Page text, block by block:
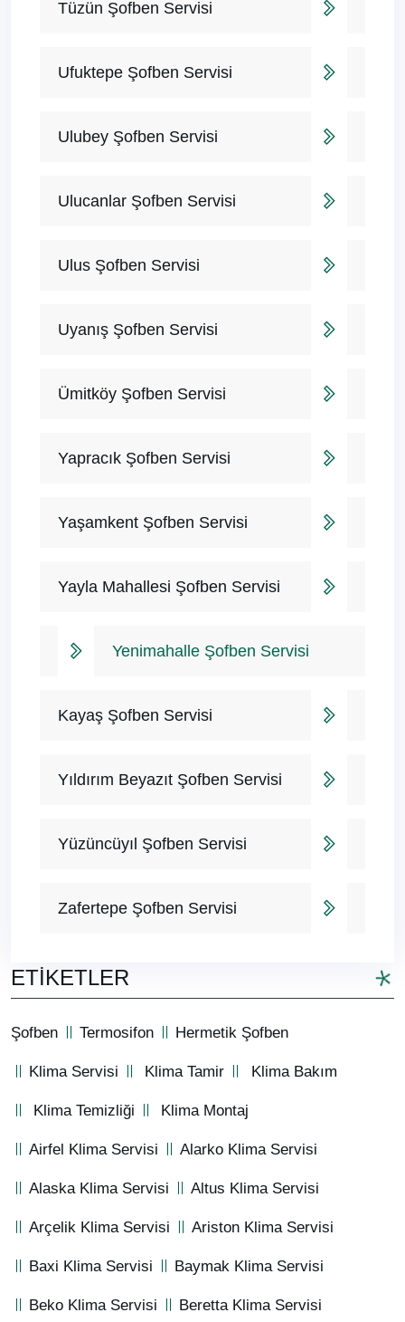
Tüzün Şofben Servisi
Ufuktepe Şofben Servisi
Ulubey Şofben Servisi
Ulucanlar Şofben Servisi
Ulus Şofben Servisi
Uyanış Şofben Servisi
Ümitköy Şofben Servisi
Yapracık Şofben Servisi
Yaşamkent Şofben Servisi
Yayla Mahallesi Şofben Servisi
Yenimahalle Şofben Servisi
Kayaş Şofben Servisi
Yıldırım Beyazıt Şofben Servisi
Yüzüncüyıl Şofben Servisi
Zafertepe Şofben Servisi
ETIKETLER
Şofben Termosifon Hermetik Şofben
Klima Servisi Klima Tamir Klima Bakım
Klima Temizliği Klima Montaj
Airfel Klima Servisi Alarko Klima Servisi
Alaska Klima Servisi Altus Klima Servisi
Arçelik Klima Servisi Ariston Klima Servisi
Baxi Klima Servisi Baymak Klima Servisi
Beko Klima Servisi Beretta Klima Servisi